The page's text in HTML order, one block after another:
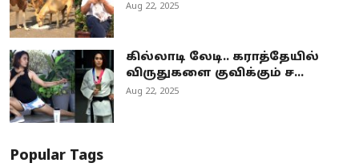
Aug 22, 2025
கில்லாடி லேடி.. கராத்தேயில்
விருதுகளை குவிக்கும் ச...
Aug 22, 2025
Popular Tags